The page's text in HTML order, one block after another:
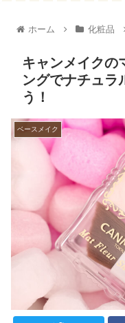
ホーム 化粧品
キャンメイクの
ングでナチュラ
う！
ベースメイク